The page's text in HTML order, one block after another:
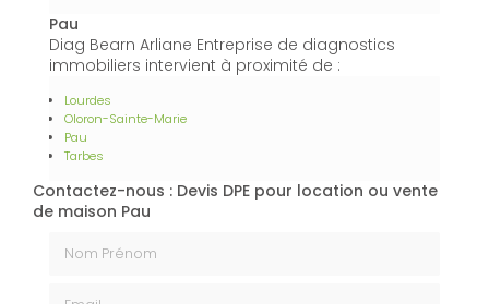
Pau
Diag Bearn Arliane Entreprise de diagnostics
immobiliers intervient à proximité de :
Lourdes
Oloron-Sainte-Marie
Pau
Tarbes
Contactez-nous : Devis DPE pour location ou vente
de maison Pau